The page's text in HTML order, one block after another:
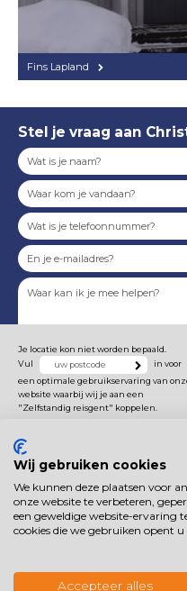
Fins Lapland
Stel je vraag aan
Onzeprivacyverklaringis van
Je locatie kon niet worden bepaald.
Vul
in voor
een optimale gebruikservaring van
website waarbij wij je aan een
"Zelfstandig reisgent" koppelen.
Wij gebruiken cookies
We kunnen deze plaatsen voor
onze website te verbeteren,
een geweldige website-ervaring
cookies die we gebruiken opent u
Accepteer alles